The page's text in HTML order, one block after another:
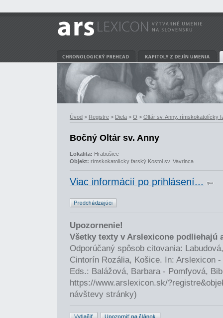
Úvod > Registre > Diela > O > Oltár sv. Anny, rímskokatolícky
Bočný Oltár sv. Anny
Lokalita: Hrabušice
Objekt: rímskokatolícky farský Kostol sv. Vavrinca
Viac informácií po prihlásení...
Upozornenie!
Všetky texty v Arslexicone podliehajú
Odporúčaný spôsob citovania:
Cintorín Rozália, Košice. In: Arslexicon
Eds.: Balážová, Barbara - Pomfyová,
https://www.arslexicon.sk/
návštevy stránky)